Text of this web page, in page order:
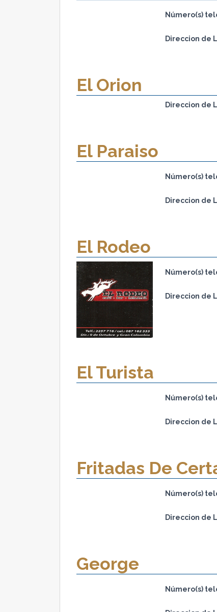
Número(s)
Direccion de
El Orion
Direccion de
El Paraiso
Número(s)
Direccion de
El Rodeo
Número(s)
Direccion de
El Turista
Número(s)
Direccion de
Fritadas De
Número(s)
Direccion de
George
Número(s)